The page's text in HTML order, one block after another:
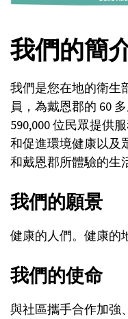
我們的簡
我們是您在地的衛生
員，為戴恩郡的 60
590,000 位民眾提供
和促進環境健康以及
和戴恩郡所體驗的生
我們的願景
健康的人們。健康的
我們的使命
與社區攜手合作加強